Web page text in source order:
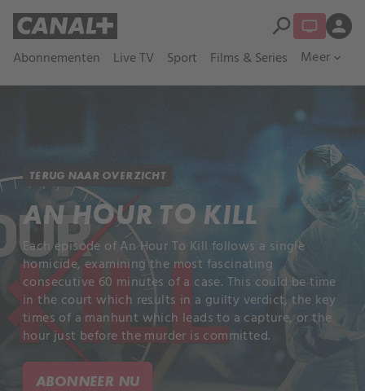
Abonnementen Live TV Sport Films & Series Meer expand_more
search person
TERUG NAAR OVERZICHT
AN HOUR TO KILL
Each episode of An Hour To Kill follows a single
homicide, examining the most fascinating
consecutive 60 minutes of a case. This could be time
in the court which results in a guilty verdict, the key
times of a manhunt which leads to a capture, or the
hour just before the murder is committed.
ABONNEER NU